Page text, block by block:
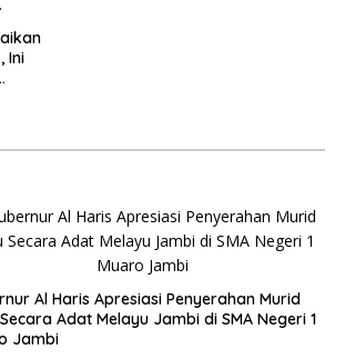
Ini
Al Haris Apresiasi Penyerahan Murid
Adat Melayu Jambi di SMA Negeri 1
Jambi